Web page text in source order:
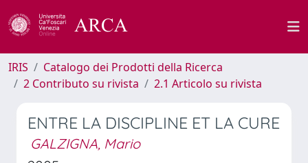
IRIS
Catalogo dei Prodotti della Ricerca
2 Contributo su rivista
2.1 Articolo su rivista
ENTRE LA DISCIPLINE ET LA CURE
GALZIGNA, Mario